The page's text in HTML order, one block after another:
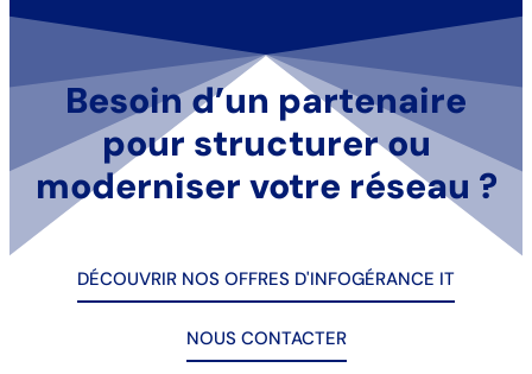
Besoin d’un partenaire
pour structurer ou
moderniser votre réseau ?
DÉCOUVRIR NOS OFFRES D'INFOGÉRANCE IT
NOUS CONTACTER